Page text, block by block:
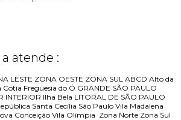
atende :
LESTE ZONA OESTE ZONA SUL ABCD Alto da
Cotia Freguesia do Ó GRANDE SÃO PAULO
INTERIOR Ilha Bela LITORAL DE SÃO PAULO
Santa Cecília São Paulo Vila Madalena
Conceição Vila Olímpia Zona Norte Zona Sul